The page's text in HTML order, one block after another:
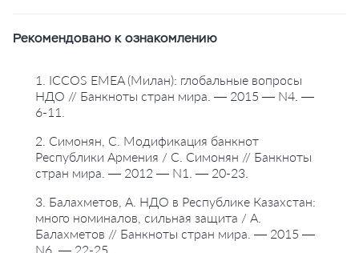
#банковская статистика #таблицы
Рекомендовано к ознакомлению
1. ICCOS EMEA (Милан): глобальные вопросы
НДО // Банкноты стран мира. — 2015 — N4. —
6-11.
2. Симонян, С. Модификация банкнот
Республики Армения / С. Симонян // Банкноты
стран мира. — 2012 — N1. — 20-23.
3. Балахметов, А. НДО в Республике Казахстан:
много номиналов, сильная защита / А.
Балахметов // Банкноты стран мира. — 2015 —
N6. — 22-25.